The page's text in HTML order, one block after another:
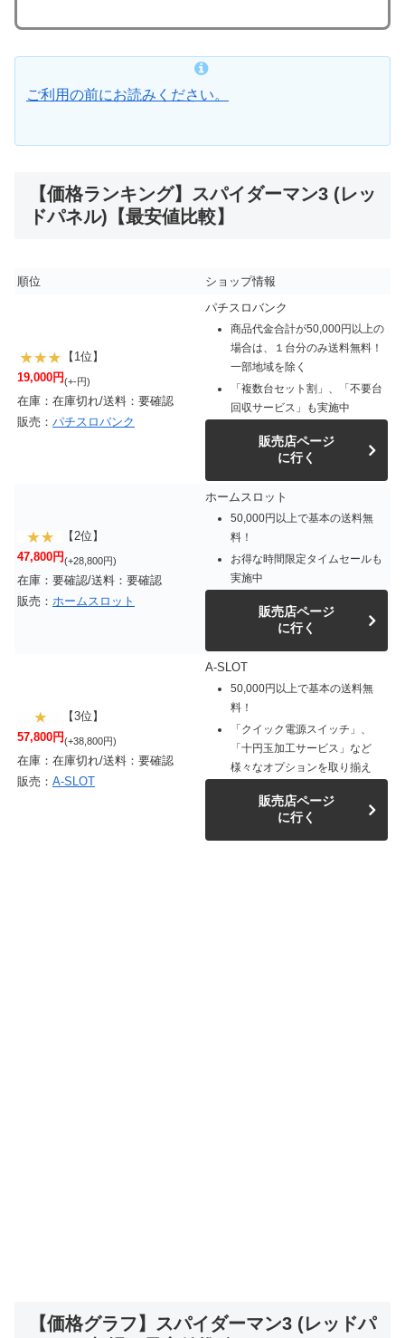
ご利用の前にお読みください。
【価格ランキング】スパイダーマン3 (レッ
ドパネル)【最安値比較】
順位 ショップ情報
【1位】
19,000円(+-円)
在庫：在庫切れ/送料：要確認
販売： パチスロバンク
パチスロバンク
商品代金合計が50,000円以上の
場合は、１台分のみ送料無料！
一部地域を除く
「複数台セット割」、「不要台
回収サービス」も実施中
販売店ページ
に行く
【2位】
47,800円(+28,800円)
在庫：要確認/送料：要確認
販売： ホームスロット
ホームスロット
50,000円以上で基本の送料無
料！
お得な時間限定タイムセールも
実施中
販売店ページ
に行く
【3位】
57,800円(+38,800円)
在庫：在庫切れ/送料：要確認
販売： A-SLOT
A-SLOT
50,000円以上で基本の送料無
料！
「クイック電源スイッチ」、
「十円玉加工サービス」など
様々なオプションを取り揃え
販売店ページ
に行く
【価格グラフ】スパイダーマン3 (レッドパ